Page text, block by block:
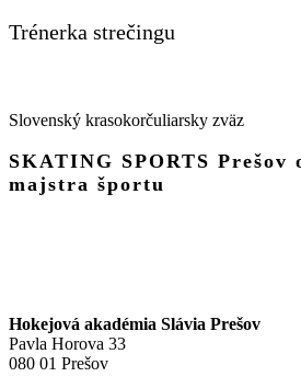
Trénerka strečingu
Slovenský krasokorčuliarsky zväz
SKATING SPORTS
majstra športu
Hokejová akadémia Slávia Prešov
Pavla Horova 33
080 01 Prešov